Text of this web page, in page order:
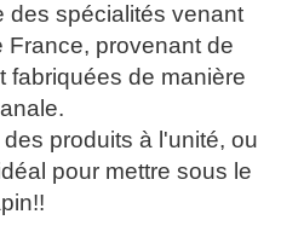
des spécialités venant
provenant de
fabriquées de manière
produits à l'unité, ou
pour mettre sous le